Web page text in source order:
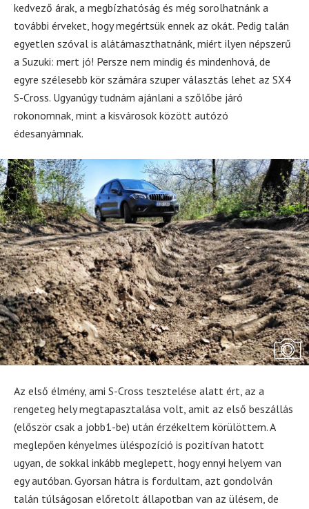
kedvező árak, a megbízhatóság és még sorolhatnánk a
további érveket, hogy megértsük ennek az okát. Pedig talán
egyetlen szóval is alátámaszthatnánk, miért ilyen népszerű
a Suzuki: mert jó! Persze nem mindig és mindenhová, de
egyre szélesebb kör számára szuper választás lehet az SX4
S-Cross. Ugyanúgy tudnám ajánlani a szőlőbe járó
rokonomnak, mint a kisvárosok között autózó
édesanyámnak.
Az első élmény, ami S-Cross tesztelése alatt ért, az a
rengeteg hely megtapasztalása volt, amit az első beszállás
(először csak a jobb1-be) után érzékeltem körülöttem. A
meglepően kényelmes üléspozíció is pozitívan hatott
ugyan, de sokkal inkább meglepett, hogy ennyi helyem van
egy autóban. Gyorsan hátra is fordultam, azt gondolván
talán túlságosan előretolt állapotban van az ülésem, de